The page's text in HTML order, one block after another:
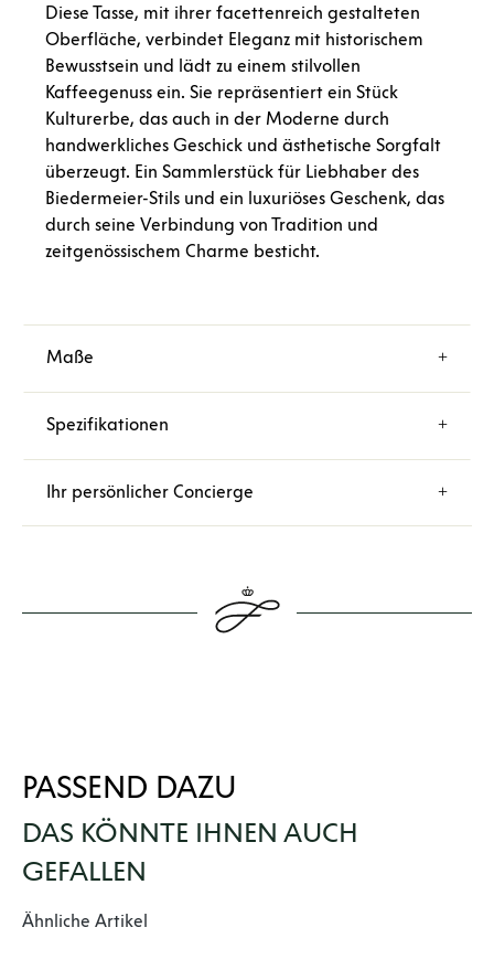
Diese Tasse, mit ihrer facettenreich gestalteten
Oberfläche, verbindet Eleganz mit historischem
Bewusstsein und lädt zu einem stilvollen
Kaffeegenuss ein. Sie repräsentiert ein Stück
Kulturerbe, das auch in der Moderne durch
handwerkliches Geschick und ästhetische Sorgfalt
überzeugt. Ein Sammlerstück für Liebhaber des
Biedermeier-Stils und ein luxuriöses Geschenk, das
durch seine Verbindung von Tradition und
zeitgenössischem Charme besticht.
Maße
Spezifikationen
Ihr persönlicher Concierge
PASSEND DAZU
DAS KÖNNTE IHNEN AUCH
GEFALLEN
Produktgalerie überspringen
Ähnliche Artikel